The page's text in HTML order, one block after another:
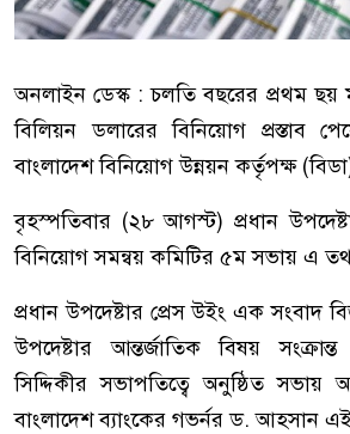
অনলাইন ডেস্ক : চলতি বছরের প্রথম ছয়
বিলিয়ন ডলারের বিনিয়োগ প্রস্তাব
বাংলাদেশ বিনিয়োগ উন্নয়ন কর্তৃপক্ষ
বৃহস্পতিবার (২৮ আগস্ট) প্রধান
বিনিয়োগ সমন্বয় কমিটির ৫ম সভায় এ
প্রধান উপদেষ্টার প্রেস উইং এক সংবাদ
উপদেষ্টার আন্তর্জাতিক বিষয়
সিদ্দিকীর সভাপতিত্বে অনুষ্ঠিত
বাংলাদেশ ব্যাংকের গভর্নর ড. আহসান